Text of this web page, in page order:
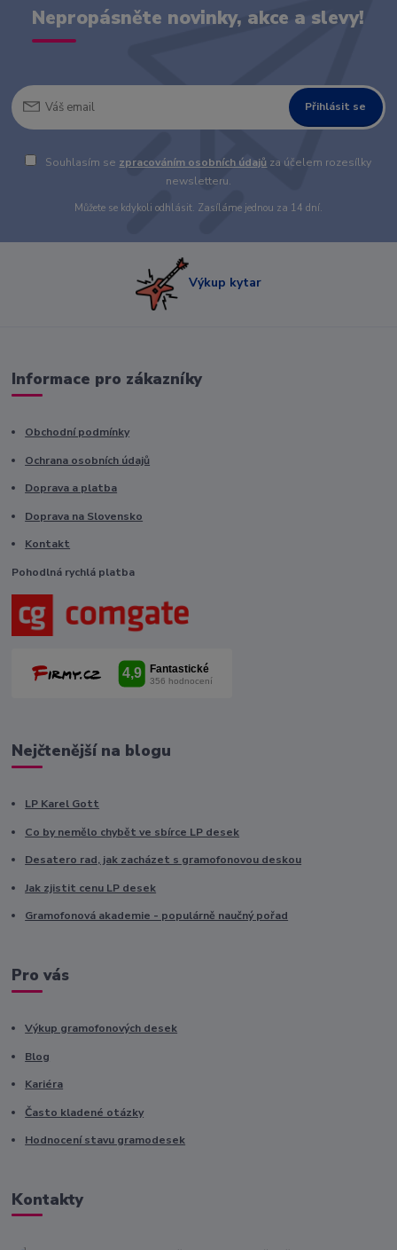
Nepropásněte novinky, akce a slevy!
Přihlásit se
Souhlasím se zpracováním osobních údajů za účelem rozesílky
newsletteru.
Můžete se kdykoli odhlásit. Zasíláme jednou za 14 dní.
Výkup kytar
Informace pro zákazníky
Obchodní podmínky
Ochrana osobních údajů
Doprava a platba
Doprava na Slovensko
Kontakt
Pohodlná rychlá platba
Nejčtenější na blogu
LP Karel Gott
Co by nemělo chybět ve sbírce LP desek
Desatero rad, jak zacházet s gramofonovou deskou
Jak zjistit cenu LP desek
Gramofonová akademie - populárně naučný pořad
Pro vás
Výkup gramofonových desek
Blog
Kariéra
Často kladené otázky
Hodnocení stavu gramodesek
Kontakty